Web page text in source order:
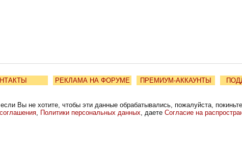
РЕКЛАМА НА ФОРУМЕ ПРЕМИУМ-АККАУНТЫ
Вы не хотите, чтобы эти данные обрабатывались, пожалуйста,
, Политики персональных данных, даете Согласие на